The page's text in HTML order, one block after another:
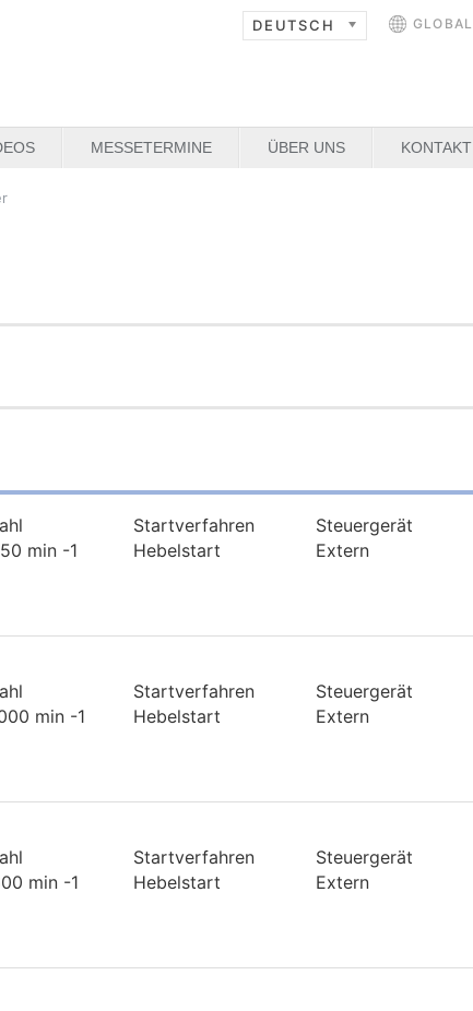
MESSETERMINE ÜBER UNS KONTAKT
GLOBAL
DEUTSCH
min -1
Startverfahren
Hebelstart
Steuergerät
Extern
min -1
Startverfahren
Hebelstart
Steuergerät
Extern
min -1
Startverfahren
Hebelstart
Steuergerät
Extern